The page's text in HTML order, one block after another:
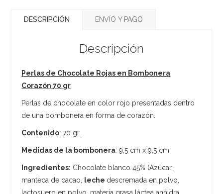
DESCRIPCIÓN ENVÍO Y PAGO
Descripción
Perlas de Chocolate Rojas en Bombonera
Corazón 70 gr
Perlas de chocolate en color rojo presentadas dentro
de una bombonera en forma de corazón.
Contenido: 70 gr.
Medidas de la bombonera: 9,5 cm x 9,5 cm
Ingredientes: Chocolate blanco 45% (Azúcar,
manteca de cacao,
leche descremada en polvo,